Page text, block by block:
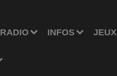
RADIO INFOS JEUX